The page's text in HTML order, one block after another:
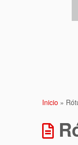
Inicio »